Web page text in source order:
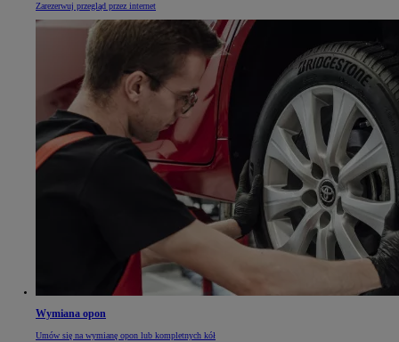
Zarezerwuj przegląd przez internet
Wymiana opon
Umów się na wymianę opon lub kompletnych kół